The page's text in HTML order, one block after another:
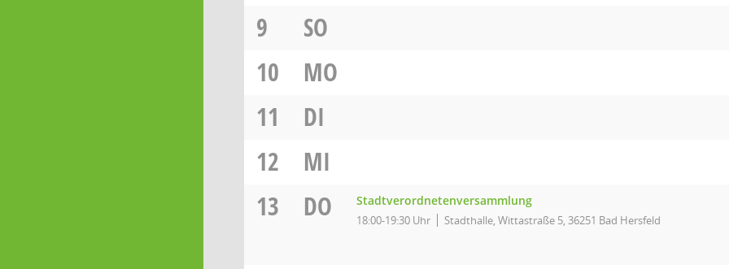
9
SO
10
MO
11
DI
12
MI
13
DO Stadtverordnetenversammlung
18:00-19:30 Uhr Stadthalle, Wittastraße 5, 36251 Bad Hersfeld